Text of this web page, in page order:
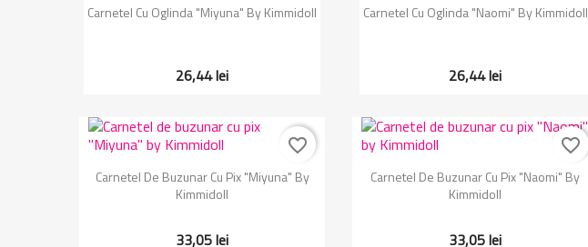
Vizualizare rapida
Carnetel Cu Oglinda "Miyuna" By Kimmidoll
26,44 lei
Vizualizare rapida
Carnetel Cu Oglinda "Naomi" By Kimmidoll
26,44 lei
 Vizualizare rapida
Carnetel De Buzunar Cu Pix "Miyuna" By
Kimmidoll
33,05 lei
favorite_border
Vizualizare rapida
Carnetel De Buzunar Cu Pix "Naomi" By
Kimmidoll
33,05 lei
favorite_border